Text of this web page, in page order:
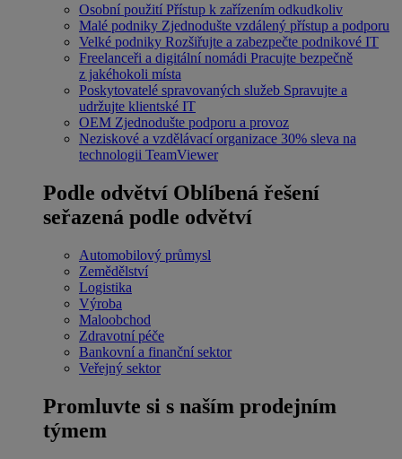
Osobní použití Přístup k zařízením odkudkoliv
Malé podniky Zjednodušte vzdálený přístup a podporu
Velké podniky Rozšiřujte a zabezpečte podnikové IT
Freelanceři a digitální nomádi Pracujte bezpečně
z jakéhokoli místa
Poskytovatelé spravovaných služeb Spravujte a
udržujte klientské IT
OEM Zjednodušte podporu a provoz
Neziskové a vzdělávací organizace 30% sleva na
technologii TeamViewer
Podle odvětví Oblíbená řešení
seřazená podle odvětví
Automobilový průmysl
Zemědělství
Logistika
Výroba
Maloobchod
Zdravotní péče
Bankovní a finanční sektor
Veřejný sektor
Promluvte si s naším prodejním
týmem